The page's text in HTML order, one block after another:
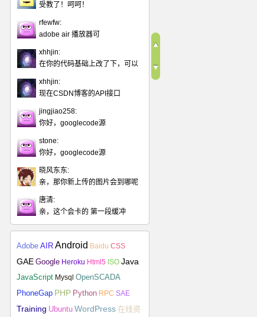
受教了！呵呵！
rfewfw:
adobe air 播放器可
xhhjin:
在你的代码基础上改了下，可以
xhhjin:
现在CSDN博客的API接口
jingjiao258:
你好，googlecode源
stone:
你好，googlecode源
晓风东东:
亲，那你新上传的图片会到哪呢
唐清:
亲，这个会卡的 第一段缓冲
Adobe AIR Android Baidu CSS
GAE Google Heroku Html5 ISO Java
JavaScript Mysql OpenSCADA
PhoneGap PHP Python RPC SAE
Training Ubuntu WordPress 在线资